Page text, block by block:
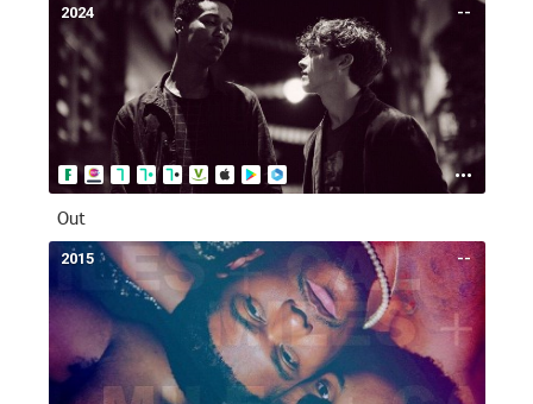
--
2024
Out
--
2015